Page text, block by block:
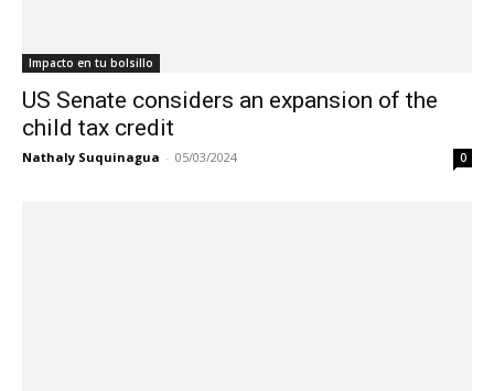
Impacto en tu bolsillo
US Senate considers an expansion of the
child tax credit
Nathaly Suquinagua - 05/03/2024 0